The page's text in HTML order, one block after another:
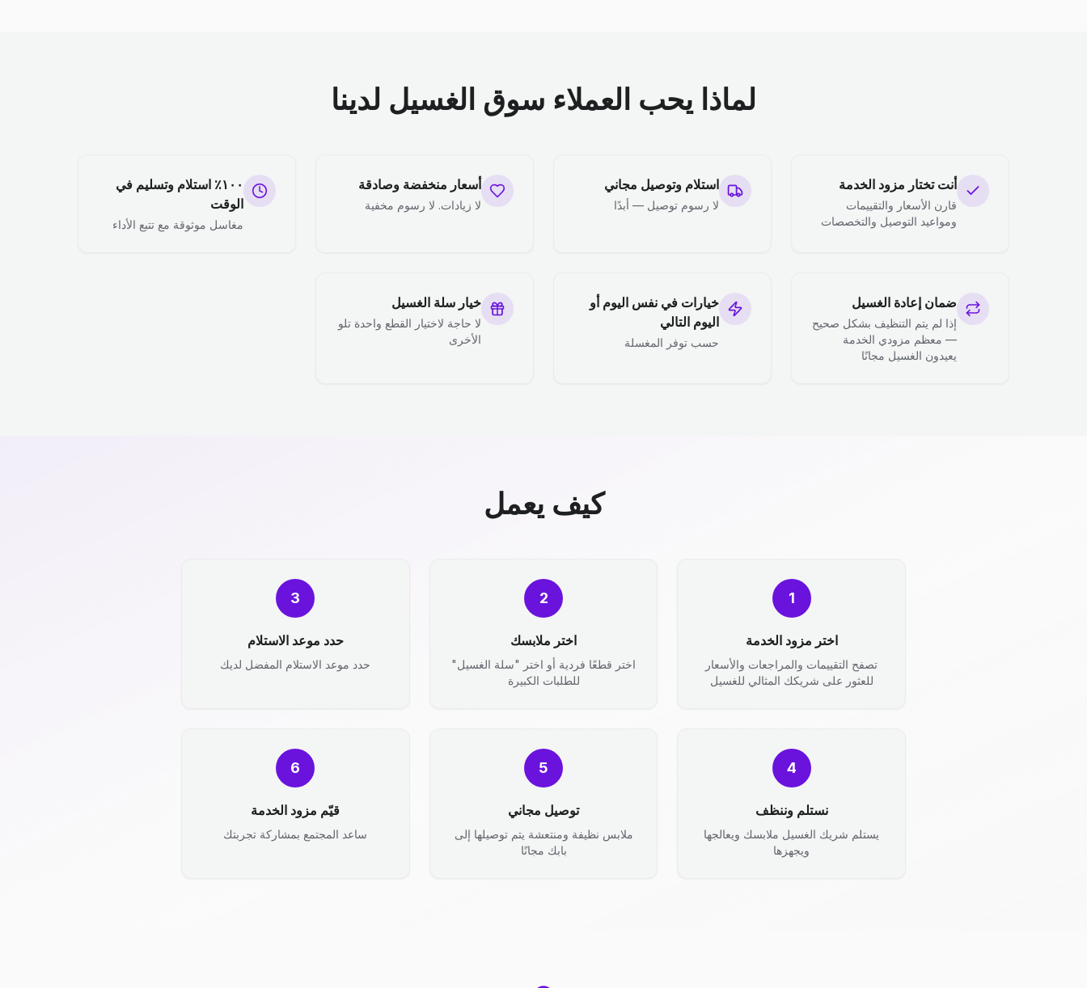
لماذا يحب العملاء سوق الغسيل لدينا
أنت تختار مزود الخدمة
قارن الأسعار والتقييمات
ومواعيد التوصيل والتخصصات
استلام وتوصيل مجاني
لا رسوم توصيل — أبدًا
أسعار منخفضة وصادقة
لا زيادات. لا رسوم مخفية
١٠٠٪ استلام وتسليم في
الوقت
مغاسل موثوقة مع تتبع الأداء
ضمان إعادة الغسيل
إذا لم يتم التنظيف بشكل صحيح
— معظم مزودي الخدمة
يعيدون الغسيل مجانًا
خيارات في نفس اليوم أو
اليوم التالي
حسب توفر المغسلة
خيار سلة الغسيل
لا حاجة لاختيار القطع واحدة تلو
الأخرى
كيف يعمل
1
اختر مزود الخدمة
تصفح التقييمات والمراجعات والأسعار
للعثور على شريكك المثالي للغسيل
2
اختر ملابسك
اختر قطعًا فردية أو اختر "سلة الغسيل"
للطلبات الكبيرة
3
حدد موعد الاستلام
حدد موعد الاستلام المفضل لديك
4
نستلم وننظف
يستلم شريك الغسيل ملابسك ويعالجها
ويجهزها
5
توصيل مجاني
ملابس نظيفة ومنتعشة يتم توصيلها إلى
بابك مجانًا
6
قيّم مزود الخدمة
ساعد المجتمع بمشاركة تجربتك